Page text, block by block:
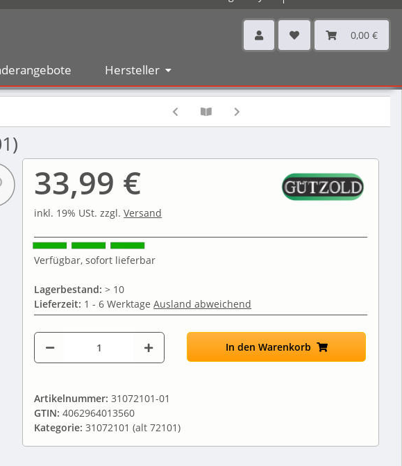
0,00 €
Hersteller
33,99 €
inkl. 19% USt. zzgl.Versand
Verfügbar, sofort lieferbar
Lagerbestand: > 10
Lieferzeit: 1 - 6 WerktageAusland abweichend
In den Warenkorb
Artikelnummer:31072101-01
GTIN: 4062964013560
Kategorie:31072101 (alt 72101)